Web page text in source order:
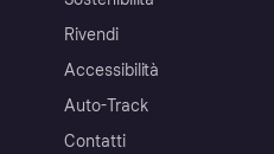
Rivendi
Accessibilità
Auto-Track
Contatti